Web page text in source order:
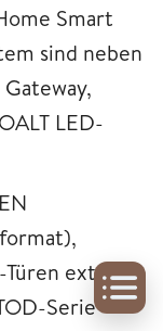
Smart
sind neben
LED-
extra
Serie